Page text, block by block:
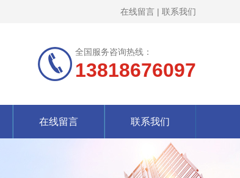
在线留言 | 联系我们
全国服务咨询热线：
13818676097
在线留言 联系我们